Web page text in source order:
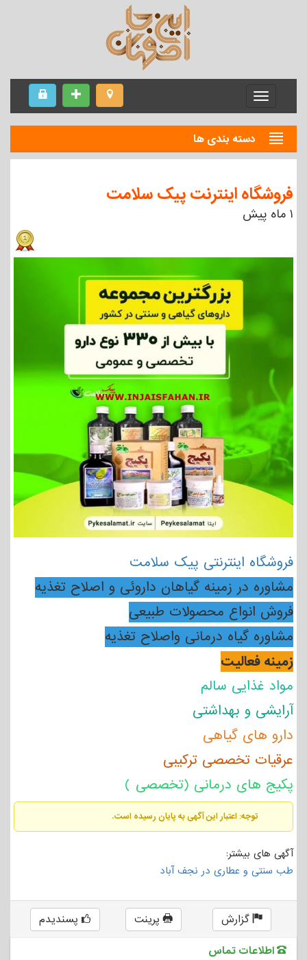
Menu
دسته بندی ها
فروشگاه اینترنت پیک سلامت
۱ ماه پیش
فروشگاه اینترنتی پیک سلامت
مشاوره در زمینه گیاهان داروئی و اصلاح تغذیه
فروش انواع محصولات طبیعی
مشاوره گیاه درمانی واصلاح تغذیه
زمینه فعالیت
مواد غذایی سالم
آرایشی و بهداشتی
دارو های گیاهی
عرقیات تخصصی ترکیبی
پکیج های درمانی (تخصصی )
توجه: اعتبار این آگهی به پایان رسیده است.
آگهی های بیشتر:
طب سنتی و عطاری در نجف آباد
گزارش پرینت
پسندیدم
اطلاعات تماس